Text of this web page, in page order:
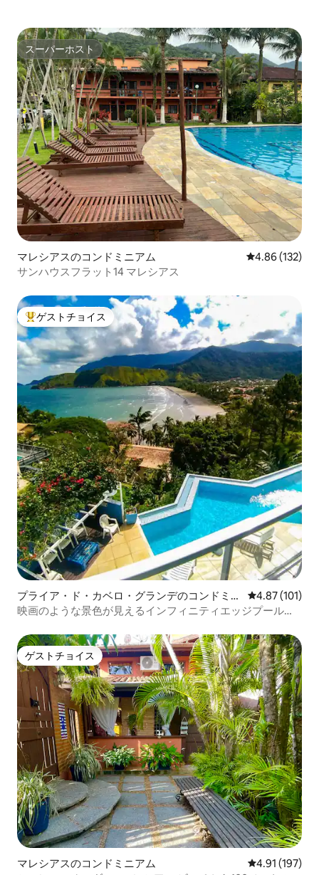
スーパーホスト
スーパーホスト
マレシアスのコンドミニアム レビュー132
4.86 (132)
サンハウスフラット14 マレシアス
大好評のゲストチョイスです。
ゲストチョイス
プライア・ド・カベロ・グランデのコンドミニ
アム
レビュー101
4.87 (101)
映画のような景色が見えるインフィニティエッジプールと
ゲストチョイス
ゲストチョイス
マレシアスのコンドミニアム レビュー197
4.91 (197)